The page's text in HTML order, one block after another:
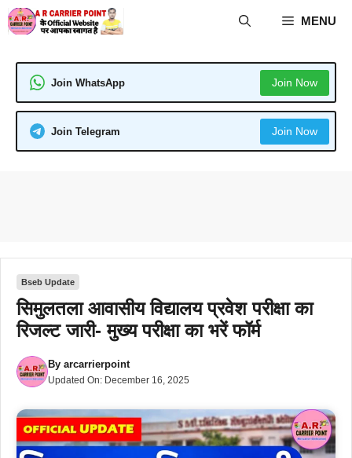
Skip
to
MENU
Join WhatsApp Join Now
Join Telegram Join Now
Bseb Update
सिमुलतला आवासीय विद्यालय प्रवेश परीक्षा का
रिजल्ट जारी- मुख्य परीक्षा का भरें फॉर्म
By arcarrierpoint
Updated On: December 16, 2025